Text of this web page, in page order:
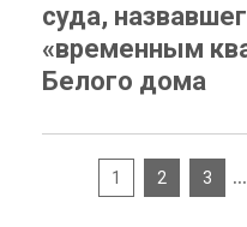
суда,
«временным
Белого дома
1 2 3 …